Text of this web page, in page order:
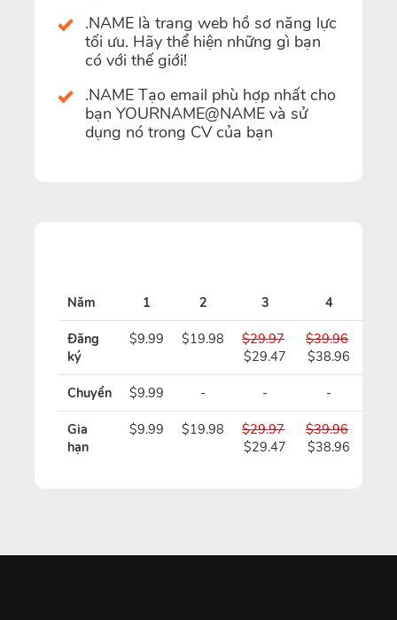
.NAME là trang web hồ sơ năng lực
tối ưu. Hãy thể hiện những gì bạn
có với thế giới!
.NAME Tạo email phù hợp nhất cho
bạn YOURNAME@NAME và sử
dụng nó trong CV của bạn
Năm 1 2 3 4
Đăng
ký
$9.99 $19.98
$29.97
$29.47
$39.96
$38.96
Chuyển $9.99 - - -
Gia
hạn
$9.99 $19.98
$29.97
$29.47
$39.96
$38.96